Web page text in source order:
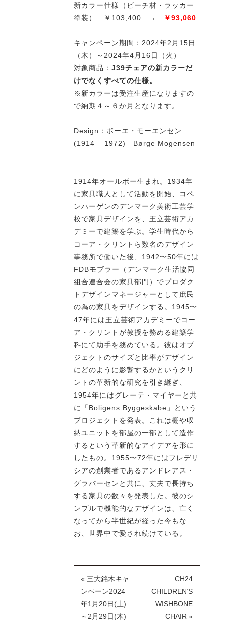
新カラー仕様（ビーチ材・ラッカー
塗装） ￥103,400 →
￥93,060
キャンペーン期間：2024年2月15日
（木）～2024年4月16日（火）
対象商品：J39チェアの新カラーだ
けでなくすべての仕様。
※新カラーは受注生産になりますの
で納期４～６か月となります。
Design：ボーエ・モーエンセン
(1914 – 1972) Børge Mogensen
1914年オールボー生まれ。1934年
に家具職人として活動を開始、コペ
ンハーゲンのデンマーク美術工芸学
校で家具デザインを、王立芸術アカ
デミーで建築を学ぶ。学生時代から
コーア・クリントら数名のデザイン
事務所で働いた後、1942〜50年には
FDBモブラー（デンマーク生活協同
組合連合会の家具部門）でプロダク
トデザインマネージャーとして庶民
の為の家具をデザインする。1945〜
47年には王立芸術アカデミーでコー
ア・クリントが教授を務める建築学
科にて助手を務めている。彼はオブ
ジェクトのサイズと比率がデザイン
にどのように影響するかというクリ
ントの革新的な研究を引き継ぎ、
1954年にはグレーテ・マイヤーと共
に「Boligens Byggeskabe」という
プロジェクトを発表。これは棚や収
納ユニットを部屋の一部として造作
するという革新的なアイデアを形に
したもの。1955〜72年にはフレデリ
シアの創業者であるアンドレアス・
グラバーセンと共に、丈夫で長持ち
する家具の数々を発表した。彼のシ
ンプルで機能的なデザインは、亡く
なってから半世紀が経った今もな
お、世界中で愛され続けている。
« 三大銘木キャ
ンペーン2024
年1月20日(土)
～2月29日(木)
CH24
CHILDREN’S
WISHBONE
CHAIR »